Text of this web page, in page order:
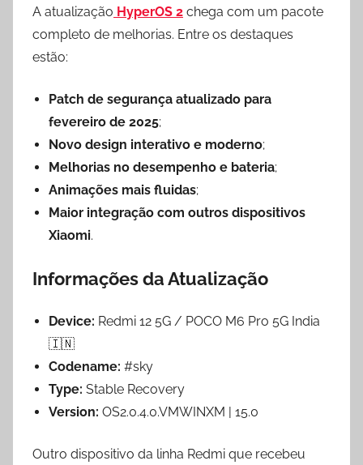
A atualização HyperOS 2 chega com um pacote
completo de melhorias. Entre os destaques
estão:
Patch de segurança atualizado para
fevereiro de 2025;
Novo design interativo e moderno;
Melhorias no desempenho e bateria;
Animações mais fluidas;
Maior integração com outros dispositivos
Xiaomi.
Informações da Atualização
Device: Redmi 12 5G / POCO M6 Pro 5G India
🇮🇳
Codename: #sky
Type: Stable Recovery
Version: OS2.0.4.0.VMWINXM | 15.0
Outro dispositivo da linha Redmi que recebeu